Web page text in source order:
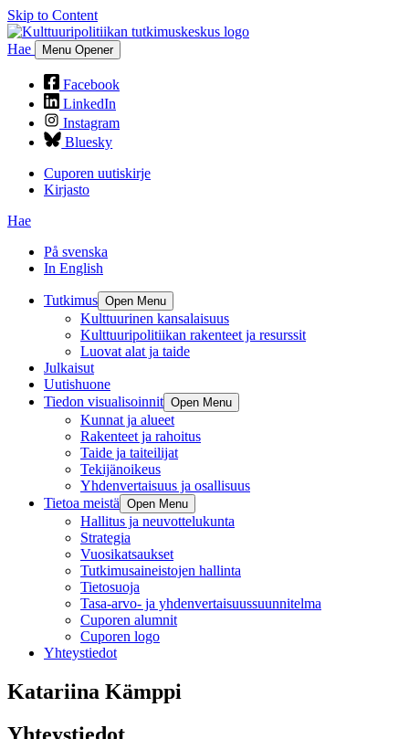
Skip to Content
Hae Menu Opener
Facebook
LinkedIn
Instagram
Bluesky
Cuporen uutiskirje
Kirjasto
Hae
På svenska
In English
Tutkimus Open Menu
Kulttuurinen kansalaisuus
Kulttuuripolitiikan rakenteet ja resurssit
Luovat alat ja taide
Julkaisut
Uutishuone
Tiedon visualisoinnit Open Menu
Kunnat ja alueet
Rakenteet ja rahoitus
Taide ja taiteilijat
Tekijänoikeus
Yhdenvertaisuus ja osallisuus
Tietoa meistä Open Menu
Hallitus ja neuvottelukunta
Strategia
Vuosikatsaukset
Tutkimusaineistojen hallinta
Tietosuoja
Tasa-arvo- ja yhdenvertaisuussuunnitelma
Cuporen alumnit
Cuporen logo
Yhteystiedot
Katariina Kämppi